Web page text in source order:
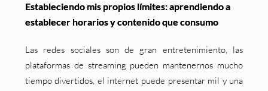
Estableciendo mis propios límites: aprendiendo a
establecer horarios y contenido que consumo
Las redes sociales son de gran entretenimiento, las
plataformas de streaming pueden mantenernos mucho
tiempo divertidos, el internet puede presentar mil y una